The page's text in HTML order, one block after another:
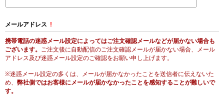
メールアドレス !
携帯電話の迷惑メール設定によってはご注文確認メールなどが届かない場合も
ございます。 ご注文後に自動配信のご注文確認メールが届かない場合、メール
アドレス及び迷惑メール設定のご確認をお願い申し上げます。
※迷惑メール設定の多くは、メールが届かなかったことを送信者に伝えないた
め、 弊社側ではお客様にメールが届かなかったことを感知することが難しいで
す。